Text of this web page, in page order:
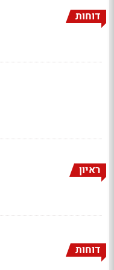
דוחות
ראיון
דוחות